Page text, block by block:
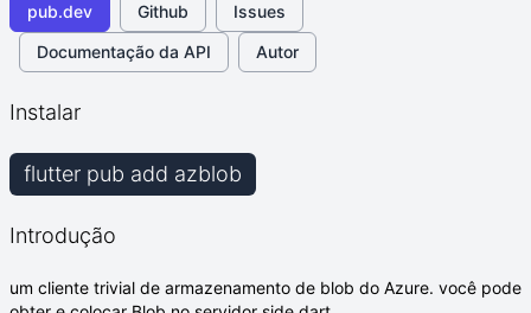
pub.dev Github
Issues
Documentação da API
Autor
Instalar
flutter pub add azblob
Introdução
um cliente trivial de armazenamento de blob do Azure. você pode